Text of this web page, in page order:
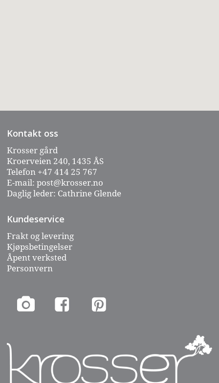
Kontakt oss
Krosser gård
Kroerveien 240, 1435 ÅS
Telefon +47 414 25 767
E-mail: post@krosser.no
Daglig leder: Cathrine Glende
Kundeservice
Frakt og levering
Kjøpsbetingelser
Åpent verksted
Personvern